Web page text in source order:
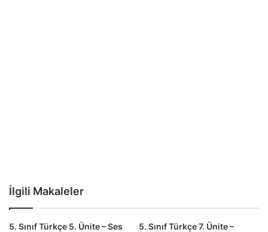
İlgili Makaleler
5. Sınıf Türkçe 5. Ünite – Ses
5. Sınıf Türkçe 7. Ünite –